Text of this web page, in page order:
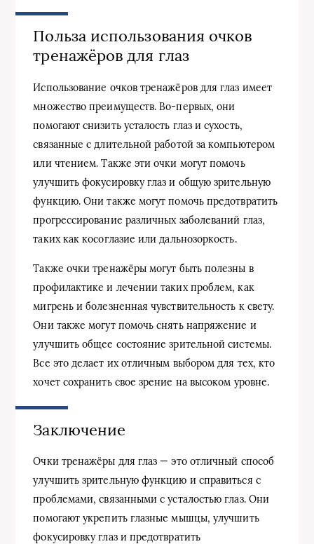
Польза использования очков
тренажёров для глаз
Использование очков тренажёров для глаз имеет
множество преимуществ. Во-первых, они
помогают снизить усталость глаз и сухость,
связанные с длительной работой за компьютером
или чтением. Также эти очки могут помочь
улучшить фокусировку глаз и общую зрительную
функцию. Они также могут помочь предотвратить
прогрессирование различных заболеваний глаз,
таких как косоглазие или дальнозоркость.
Также очки тренажёры могут быть полезны в
профилактике и лечении таких проблем, как
мигрень и болезненная чувствительность к свету.
Они также могут помочь снять напряжение и
улучшить общее состояние зрительной системы.
Все это делает их отличным выбором для тех, кто
хочет сохранить свое зрение на высоком уровне.
Заключение
Очки тренажёры для глаз — это отличный способ
улучшить зрительную функцию и справиться с
проблемами, связанными с усталостью глаз. Они
помогают укрепить глазные мышцы, улучшить
фокусировку глаз и предотвратить